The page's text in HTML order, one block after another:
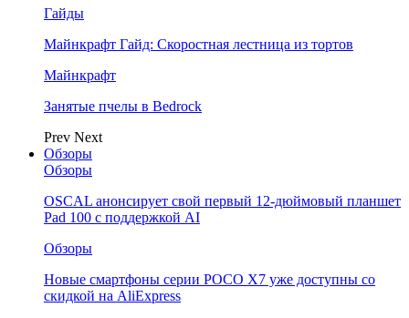
Гайды
Майнкрафт Гайд: Скоростная лестница из тортов
Майнкрафт
Занятые пчелы в Bedrock
Prev Next
Обзоры
Обзоры
OSCAL анонсирует свой первый 12-дюймовый планшет
Pad 100 с поддержкой AI
Обзоры
Новые смартфоны серии POCO X7 уже доступны со
скидкой на AliExpress